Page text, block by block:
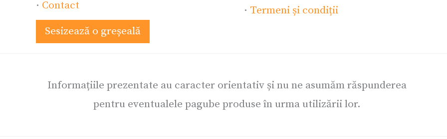
· Contact
Sesizează o greșeală
· Termeni și condiții
Informațiile prezentate au caracter orientativ și nu ne asumăm răspunderea
pentru eventualele pagube produse în urma utilizării lor.